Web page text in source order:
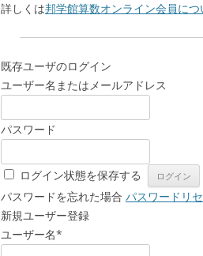
詳しくは邦学館算数オンライン会員につ
既存ユーザのログイン
ユーザー名またはメールアドレス
パスワード
ログイン状態を保存する
パスワードを忘れた場合 パスワードリ
新規ユーザー登録
ユーザー名*